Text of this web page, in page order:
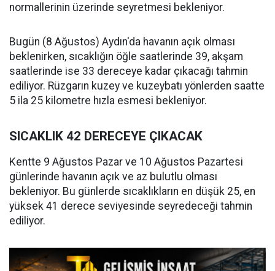
normallerinin üzerinde seyretmesi bekleniyor.
Bugün (8 Ağustos) Aydın'da havanın açık olması
beklenirken, sıcaklığın öğle saatlerinde 39, akşam
saatlerinde ise 33 dereceye kadar çıkacağı tahmin
ediliyor. Rüzgarın kuzey ve kuzeybatı yönlerden saatte
5 ila 25 kilometre hızla esmesi bekleniyor.
SICAKLIK 42 DERECEYE ÇIKACAK
Kentte 9 Ağustos Pazar ve 10 Ağustos Pazartesi
günlerinde havanın açık ve az bulutlu olması
bekleniyor. Bu günlerde sıcaklıkların en düşük 25, en
yüksek 41 derece seviyesinde seyredeceği tahmin
ediliyor.